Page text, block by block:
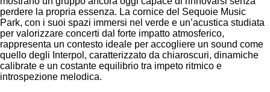
perdere la propria essenza. La cornice del Sequoie Music
Park, con i suoi spazi immersi nel verde e un’acustica studiata
per valorizzare concerti dal forte impatto atmosferico,
rappresenta un contesto ideale per accogliere un sound come
quello degli Interpol, caratterizzato da chiaroscuri, dinamiche
calibrate e un costante equilibrio tra impeto ritmico e
introspezione melodica.